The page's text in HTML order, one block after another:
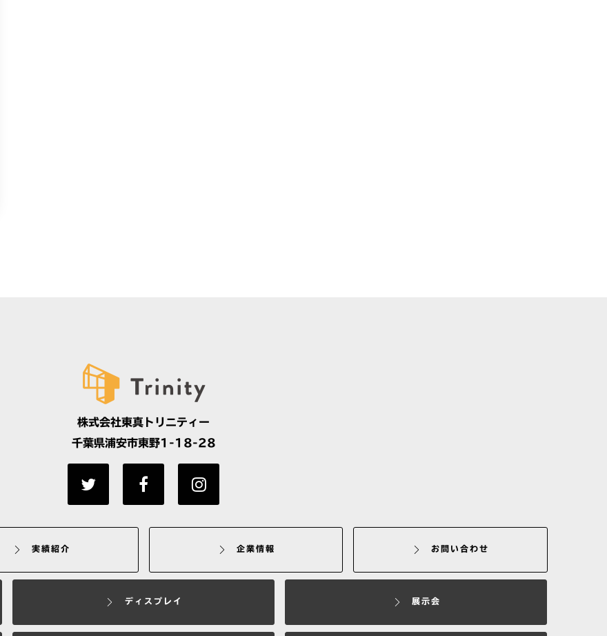
株式会社東真トリニティー
千葉県浦安市東野1-18-28
実績紹介 企業情報 お問い合わせ
ディスプレイ 展示会